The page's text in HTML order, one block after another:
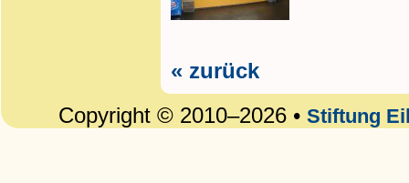
« zurück
Copyright © 2010–2026 •Stiftung